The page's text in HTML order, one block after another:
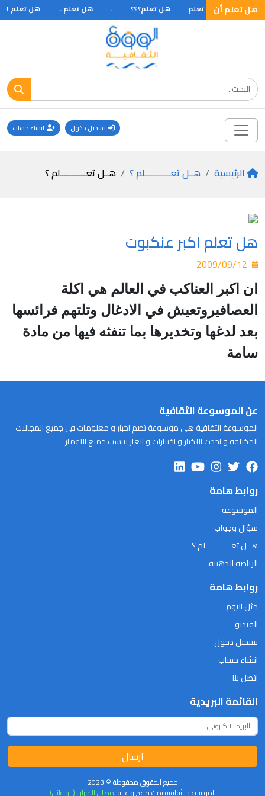
هل تعلم أن
.. ؟ هل تعلم هل تعلم؟؟؟ هل تعلم .. هل تعلم ان
تسجيل دخول انشاء حساب
الرئيسية هــل تعـــــــــــلم ؟ هــل تعـــــــــــلم ؟
هل تعلم اكبر عنكبوت
ان اكبر العناكب في العالم هي اكلة
العصافيروتعيش في الادغال وتلتهم فرائسها
بعد لدغها وتخديرها بما تنفثه فيها من مادة
سامة
عن الموسوعة الثقافية
الموسوعة الثقافية هى موسوعة تضم اخبار و معلومات فى جميع المجالات
المختلفة و احدث الاخبار و اختبارات و الغاز تناسب جميع الاعمار
روابط هامة
الموسوعة
سؤال وجواب
هــل تعـــــــــــلم ؟
الرياضة الذهنية
روابط هامة
مثل اليوم
الفيديو
تسجيل دخول
انشاء حساب
اتصل بنا
القائمة البريدية
ارسال
جميع الحقوق محفوظة © 2023
الموسوعة الثقافية تمت بدعم ورعايةرمضان النمران (ابو وائل)